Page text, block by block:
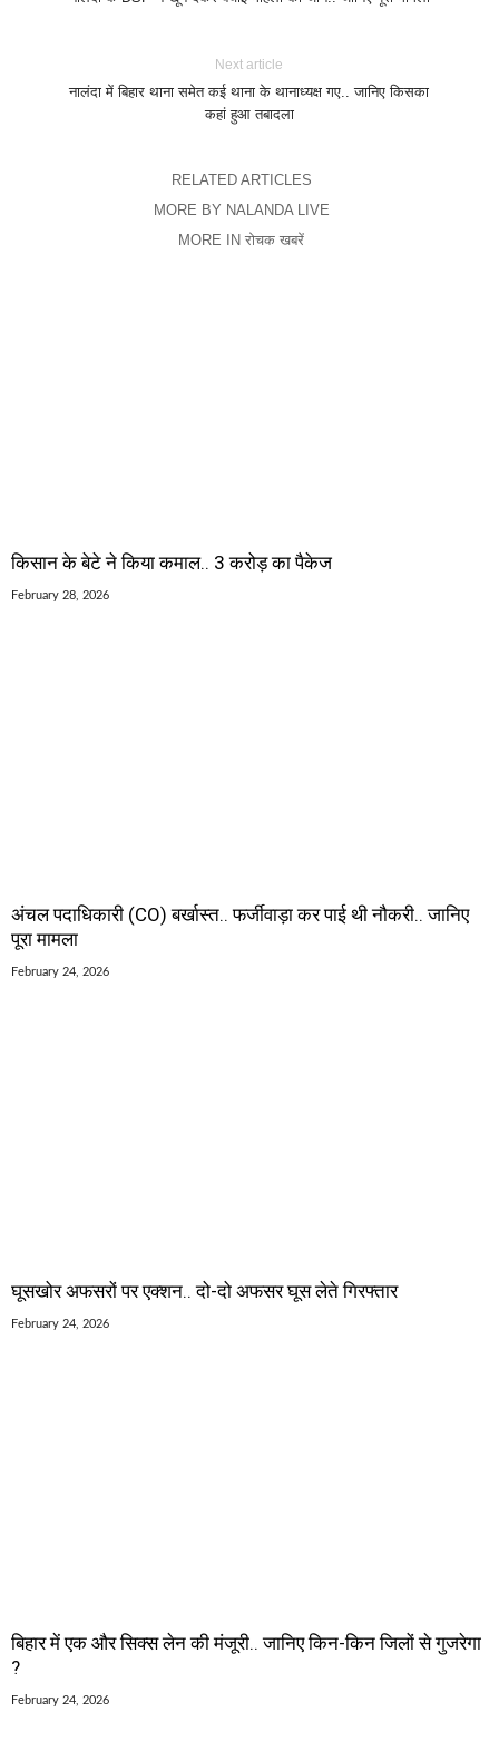
Next article
नालंदा में बिहार थाना समेत कई थाना के थानाध्यक्ष गए.. जानिए किसका
कहां हुआ तबादला
RELATED ARTICLES
MORE BY NALANDA LIVE
MORE IN रोचक खबरें
किसान के बेटे ने किया कमाल.. 3 करोड़ का पैकेज
February 28, 2026
अंचल पदाधिकारी (CO) बर्खास्त.. फर्जीवाड़ा कर पाई थी नौकरी.. जानिए
पूरा मामला
February 24, 2026
घूसखोर अफसरों पर एक्शन.. दो-दो अफसर घूस लेते गिरफ्तार
February 24, 2026
बिहार में एक और सिक्स लेन की मंजूरी.. जानिए किन-किन जिलों से गुजरेगा
?
February 24, 2026